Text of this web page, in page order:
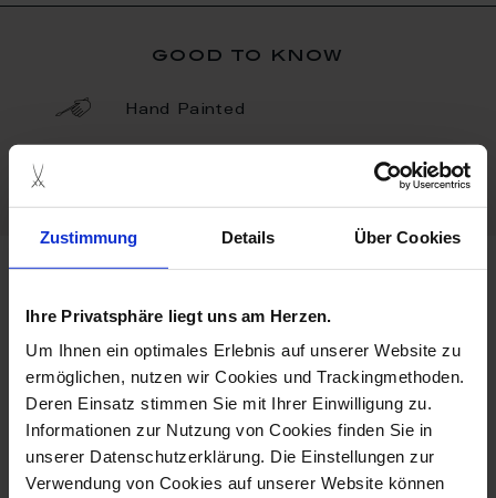
Zustimmung Details Über Cookies
Ihre Privatsphäre liegt uns am Herzen.
Um Ihnen ein optimales Erlebnis auf unserer Website zu
ermöglichen, nutzen wir Cookies und Trackingmethoden.
Deren Einsatz stimmen Sie mit Ihrer Einwilligung zu.
Informationen zur Nutzung von Cookies finden Sie in
unserer Datenschutzerklärung. Die Einstellungen zur
Verwendung von Cookies auf unserer Website können
good to know
Hand Painted
birds collection